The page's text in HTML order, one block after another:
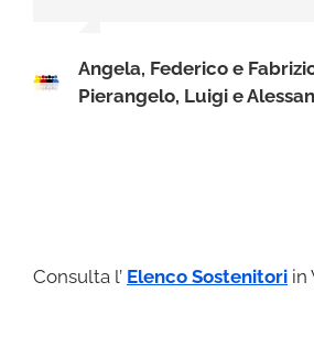
Angela, Federico e
Pierangelo, Luigi e
Consulta l’ Elenco Sostenitori in